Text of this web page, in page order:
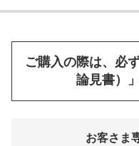
ご購入の際は、必
論見書）
お客さま